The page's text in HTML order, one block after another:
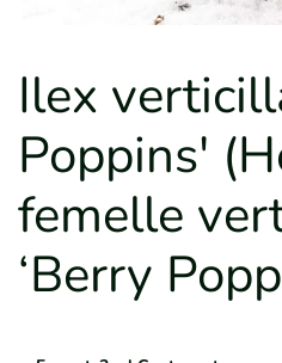
Ilex
Poppins'
femelle
‘Berry